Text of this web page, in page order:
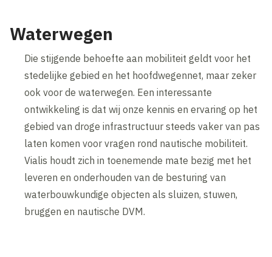
Waterwegen
Die stijgende behoefte aan mobiliteit geldt voor het
stedelijke gebied en het hoofdwegennet, maar zeker
ook voor de waterwegen. Een interessante
ontwikkeling is dat wij onze kennis en ervaring op het
gebied van droge infrastructuur steeds vaker van pas
laten komen voor vragen rond nautische mobiliteit.
Vialis houdt zich in toenemende mate bezig met het
leveren en onderhouden van de besturing van
waterbouwkundige objecten als sluizen, stuwen,
bruggen en nautische DVM.